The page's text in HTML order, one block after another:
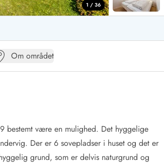
1 / 36
Om området
bestemt være en mulighed. Det hyggelige
Der er 6 sovepladser i huset og det er
grund, som er delvis naturgrund og